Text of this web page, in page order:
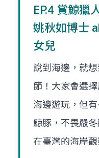
EP.4 賞鯨獵
姚秋如博士
女兒
說到海邊，就
節！大家會選
海邊遊玩，但
鯨豚，不畏嚴
在臺灣的海岸觀